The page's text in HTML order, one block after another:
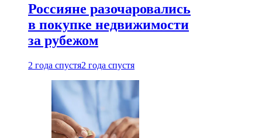
Россияне разочаровались
в покупке недвижимости
за рубежом
2 года спустя2 года спустя